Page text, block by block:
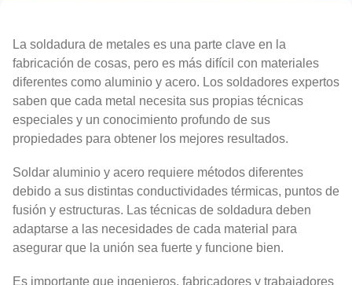
La soldadura de metales es una parte clave en la
fabricación de cosas, pero es más difícil con materiales
diferentes como aluminio y acero. Los soldadores expertos
saben que cada metal necesita sus propias técnicas
especiales y un conocimiento profundo de sus
propiedades para obtener los mejores resultados.
Soldar aluminio y acero requiere métodos diferentes
debido a sus distintas conductividades térmicas, puntos de
fusión y estructuras. Las técnicas de soldadura deben
adaptarse a las necesidades de cada material para
asegurar que la unión sea fuerte y funcione bien.
Es importante que ingenieros, fabricadores y trabajadores